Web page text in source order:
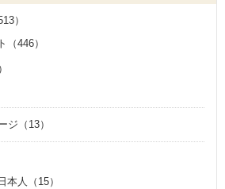
）
（446）
ジ（13）
本人（15）